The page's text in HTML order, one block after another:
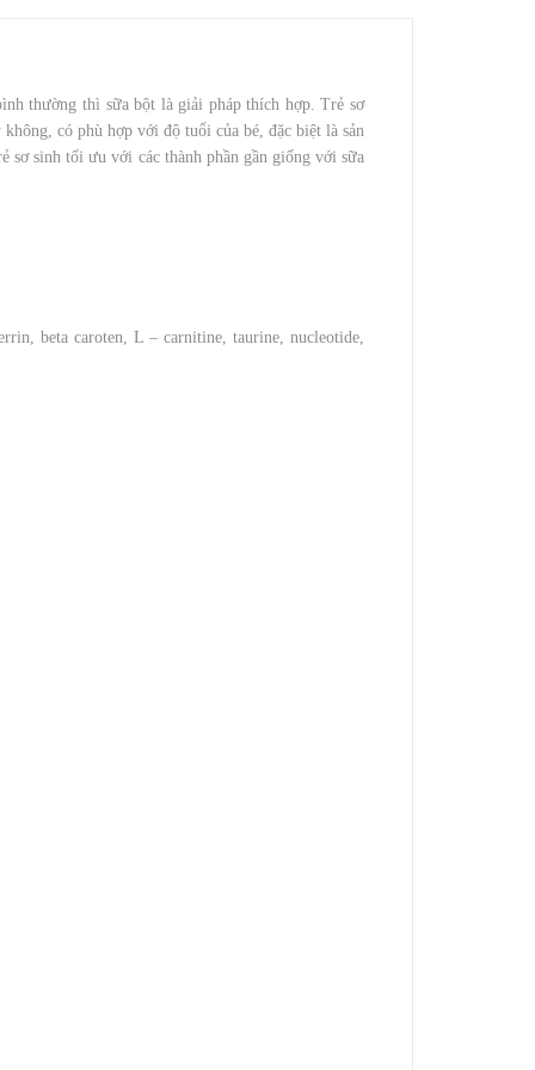
thường thì sữa bột là giải pháp thích hợp. Trẻ sơ
có phù hợp với độ tuổi của bé, đặc biệt là sản
sơ sinh tối ưu với các thành phần gần giống với sữa
beta caroten, L – carnitine, taurine, nucleotide,